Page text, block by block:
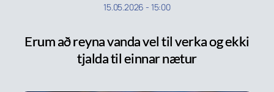
15.05.2026 - 15:00
Erum að reyna vanda vel til verka og ekki
tjalda til einnar nætur